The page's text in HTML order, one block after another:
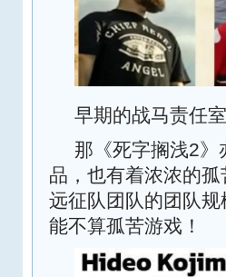
早期的战马责任
那《死字搁浅2
品，也有着浓浓的
远征队团队的团队
能不算孤苦游戏！